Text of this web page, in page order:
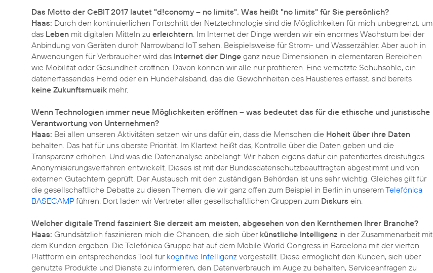
Das Motto der CeBIT 2017 lautet "d!conomy – no limits". Was heißt "no limits" für Sie persönlich?
Haas: Durch den kontinuierlichen Fortschritt der Netztechnologie sind die Möglichkeiten für mich unbegrenzt, um
das Leben mit digitalen Mitteln zu erleichtern. Im Internet der Dinge werden wir ein enormes Wachstum bei der
Anbindung von Geräten durch Narrowband IoT sehen. Beispielsweise für Strom- und Wasserzähler. Aber auch in
Anwendungen für Verbraucher wird das Internet der Dinge ganz neue Dimensionen in elementaren Bereichen
wie Mobilität oder Gesundheit eröffnen. Davon können wir alle nur profitieren. Eine vernetzte Schuhsohle, ein
datenerfassendes Hemd oder ein Hundehalsband, das die Gewohnheiten des Haustieres erfasst, sind bereits
keine Zukunftsmusik mehr.
Wenn Technologien immer neue Möglichkeiten eröffnen – was bedeutet das für die ethische und juristische
Verantwortung von Unternehmen?
Haas: Bei allen unseren Aktivitäten setzen wir uns dafür ein, dass die Menschen die Hoheit über ihre Daten
behalten. Das hat für uns oberste Priorität. Im Klartext heißt das, Kontrolle über die Daten geben und die
Transparenz erhöhen. Und was die Datenanalyse anbelangt: Wir haben eigens dafür ein patentiertes dreistufiges
Anonymisierungsverfahren entwickelt. Dieses ist mit der Bundesdatenschutzbeauftragten abgestimmt und von
externen Gutachtern geprüft. Der Austausch mit den zuständigen Behörden ist uns sehr wichtig. Gleiches gilt für
die gesellschaftliche Debatte zu diesen Themen, die wir ganz offen zum Beispiel in Berlin in unseremTelefónica
BASECAMPführen. Dort laden wir Vertreter aller gesellschaftlichen Gruppen zum Diskurs ein.
Welcher digitale Trend fasziniert Sie derzeit am meisten, abgesehen von den Kernthemen Ihrer Branche?
Haas: Grundsätzlich faszinieren mich die Chancen, die sich über künstliche Intelligenz in der Zusammenarbeit mit
dem Kunden ergeben. Die Telefónica Gruppe hat auf dem Mobile World Congress in Barcelona mit der vierten
Plattform ein entsprechendes Tool für kognitive Intelligenz vorgestellt. Diese ermöglicht den Kunden, sich über
genutzte Produkte und Dienste zu informieren, den Datenverbrauch im Auge zu behalten, Serviceanfragen zu